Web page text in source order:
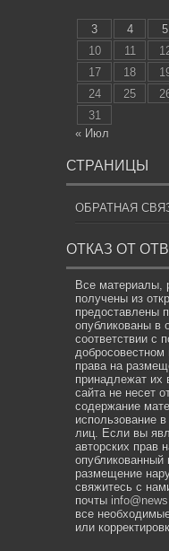
3
4 5
10
11
17
18
24
25
31
« Июл
СТРАНИЦЫ
ОБРАТНАЯ
ОТКАЗ ОТ
Все материалы,
получены из
предоставлены
опубликованы в
соответствии с
добросовестном
права на
принадлежат их
сайта не несет
содержание
использование
лиц. Если вы
авторских прав
опубликованный
размещение
свяжитесь с
почты
все
или